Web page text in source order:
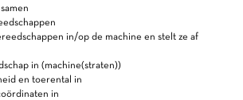
in/op de machine en stelt ze af
in (machine(straten))
en toerental in
in